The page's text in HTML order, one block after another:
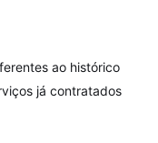
ao histórico
já contratados